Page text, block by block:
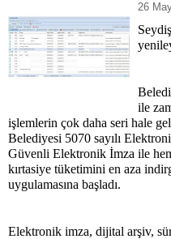
26
ile
işlemlerin çok daha seri hale
Belediyesi 5070 sayılı
Güvenli Elektronik İmza ile
kırtasiye tüketimini en aza
uygulamasına başladı.
Elektronik imza, dijital arşiv,